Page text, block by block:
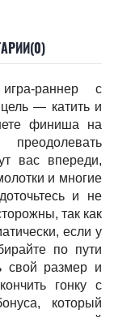
раннер с
— катить и
финиша на
вас впереди,
и многие
и не
так как
если у
по пути
свой размер и
гонку с
который